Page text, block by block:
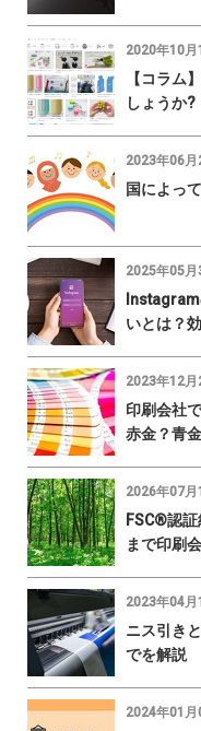
2020年10月
【コラム
しょうか?
2023年06月
国によっ
2025年05月
いとは？
2023年12月
印刷会社
赤金？青
2026年07月
FSC®認
まで印刷
2023年04月
ニス引き
でを解説
2024年01月